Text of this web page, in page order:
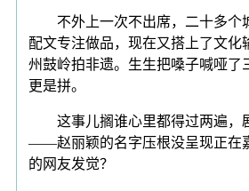
不外上一次不出席，二十多个城
配文专注做品，现在又搭上了文化
州鼓岭拍非遗。生生把嗓子喊哑了
更是拼。
这事儿搁谁心里都得过两遍，
——赵丽颖的名字压根没呈现正在
的网友发觉？